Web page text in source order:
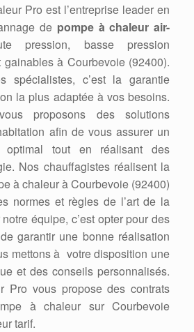
Pro est l’entreprise leader en
de pompe à chaleur air-
pression, basse pression
à Courbevoie (92400).
spécialistes, c’est la garantie
la plus adaptée à vos besoins.
proposons des solutions
afin de vous assurer un
optimal tout en réalisant des
Nos chauffagistes réalisent la
à chaleur à Courbevoie (92400)
normes et règles de l’art de la
équipe, c’est opter pour des
garantir une bonne réalisation
mettons à votre disposition une
et des conseils personnalisés.
Pro vous propose des contrats
à chaleur sur Courbevoie
tarif.